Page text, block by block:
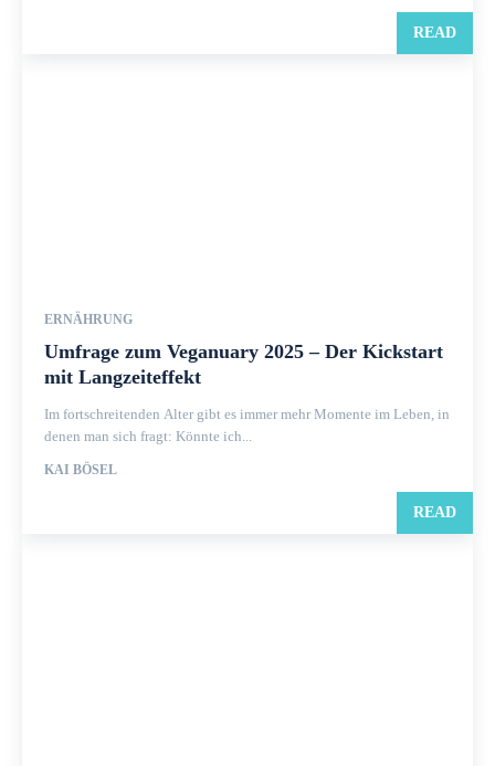
READ
ERNÄHRUNG
Umfrage zum Veganuary 2025 – Der Kickstart
mit Langzeiteffekt
Im fortschreitenden Alter gibt es immer mehr Momente im Leben, in
denen man sich fragt: Könnte ich...
KAI BÖSEL
READ